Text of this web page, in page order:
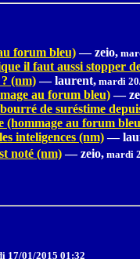
forum bleu) — zeio,
il faut aussi stopper
(nm) — laurent, mardi
au forum bleu) —
de suréstime
(hommage au forum
inteligences (nm) —
noté (nm) — zeio, mardi
17/01/2015 01:32